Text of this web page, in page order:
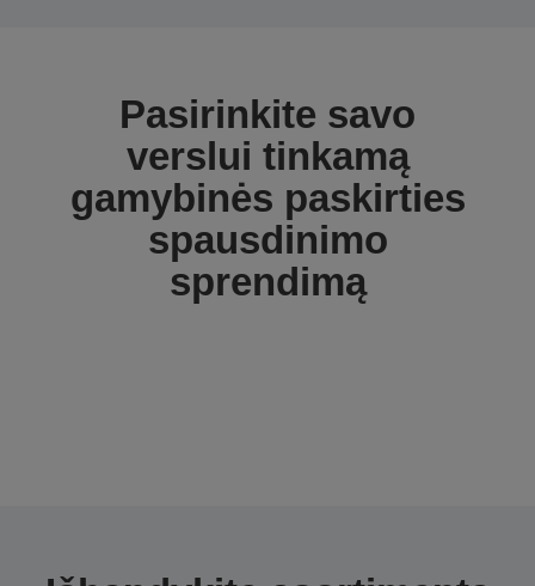
Pasirinkite savo
verslui tinkamą
gamybinės paskirties
spausdinimo
sprendimą